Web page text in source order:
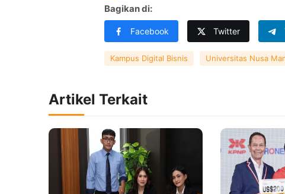
Bagikan di:
Facebook Twitter
Kampus Digital Bisnis Universitas Nusa
Artikel Terkait